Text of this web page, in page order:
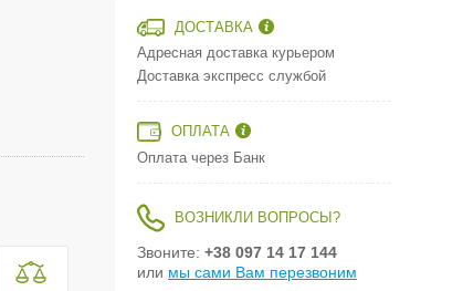
ДОСТАВКА
Адресная доставка курьером
Доставка экспресс службой
ОПЛАТА
Оплата через Банк
ВОЗНИКЛИ ВОПРОСЫ?
Звоните: +38 097 14 17 144
или мы сами Вам перезвоним